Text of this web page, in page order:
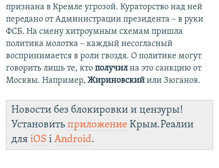
признана в Кремле угрозой. Кураторство над ней
передано от Администрации президента – в руки
ФСБ. На смену хитроумным схемам пришла
политика молотка – каждый несогласный
воспринимается в роли гвоздя. О политике могут
говорить лишь те, кто получилна это санкцию от
Москвы. Например, Жириновский или Зюганов.
Новости без блокировки и цензуры!
Установить приложение Крым.Реалии
для iOS і Android.